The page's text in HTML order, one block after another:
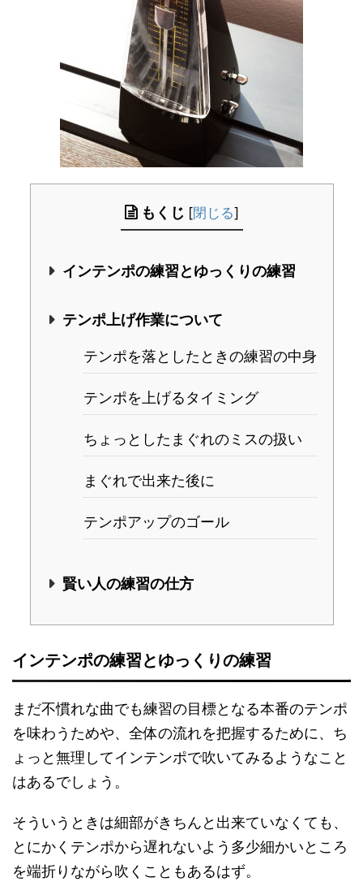
もくじ [閉じる]
インテンポの練習とゆっくりの練習
テンポ上げ作業について
テンポを落としたときの練習の中身
テンポを上げるタイミング
ちょっとしたまぐれのミスの扱い
まぐれで出来た後に
テンポアップのゴール
賢い人の練習の仕方
インテンポの練習とゆっくりの練習
まだ不慣れな曲でも練習の目標となる本番のテンポ
を味わうためや、全体の流れを把握するために、ち
ょっと無理してインテンポで吹いてみるようなこと
はあるでしょう。
そういうときは細部がきちんと出来ていなくても、
とにかくテンポから遅れないよう多少細かいところ
を端折りながら吹くこともあるはず。